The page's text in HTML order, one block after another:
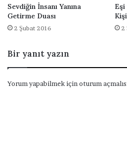
u
a
s
Sevdiğin İnsanı Yanına
Getirme Duası
2 Şubat 2016 2
Bir yanıt yazın
Yorum yapabilmek için oturum